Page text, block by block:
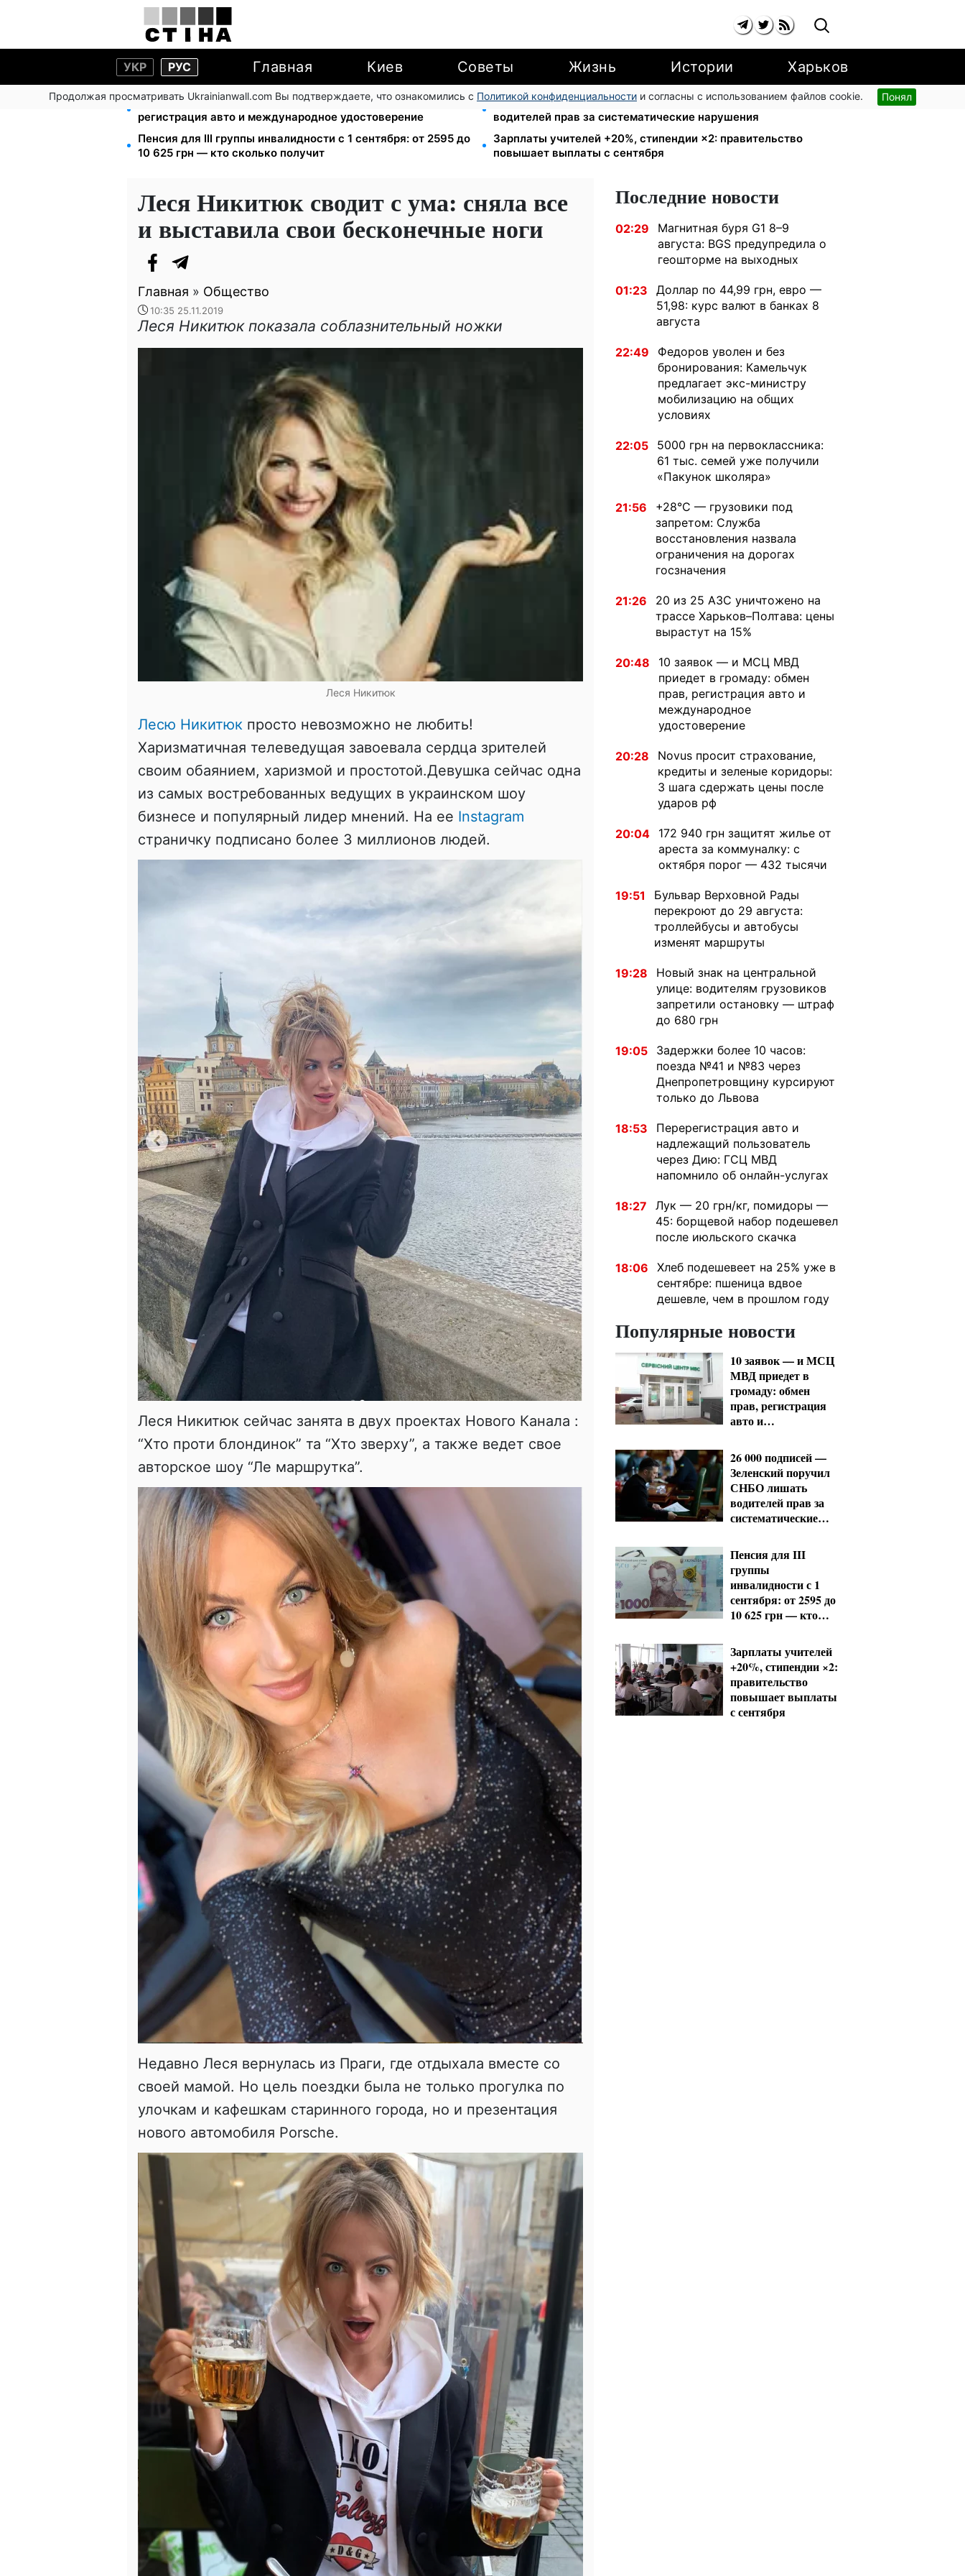
УКР РУС Главная Киев Советы Жизнь Истории Харьков
Продолжая просматривать Ukrainianwall.com Вы подтверждаете, что ознакомились с Политикой конфиденциальности и согласны с использованием файлов cookie. Понял
10 заявок — и МСЦ МВД приедет в громаду: обмен прав,
регистрация авто и международное удостоверение
26 000 подписей — Зеленский поручил СНБО лишать
водителей прав за систематические нарушения
Пенсия для III группы инвалидности с 1 сентября: от 2595 до
10 625 грн — кто сколько получит
Зарплаты учителей +20%, стипендии ×2: правительство
повышает выплаты с сентября
Леся Никитюк сводит с ума: сняла все
и выставила свои бесконечные ноги
Главная » Общество
10:35 25.11.2019
Леся Никитюк показала соблазнительный ножки
Леся Никитюк
Лесю Никитюк просто невозможно не любить!
Харизматичная телеведущая завоевала сердца зрителей
своим обаянием, харизмой и простотой.Девушка сейчас одна
из самых востребованных ведущих в украинском шоу
бизнесе и популярный лидер мнений. На ее Instagram
страничку подписано более 3 миллионов людей.
Леся Никитюк сейчас занята в двух проектах Нового Канала :
“Хто проти блондинок” та “Хто зверху”, а также ведет свое
авторское шоу “Ле маршрутка”.
Недавно Леся вернулась из Праги, где отдыхала вместе со
своей мамой. Но цель поездки была не только прогулка по
улочкам и кафешкам старинного города, но и презентация
нового автомобиля Porsche.
Последние новости
02:29
Магнитная буря G1 8–9
августа: BGS предупредила о
геошторме на выходных
01:23
Доллар по 44,99 грн, евро —
51,98: курс валют в банках 8
августа
22:49
Федоров уволен и без
бронирования: Камельчук
предлагает экс-министру
мобилизацию на общих
условиях
22:05
5000 грн на первоклассника:
61 тыс. семей уже получили
«Пакунок школяра»
21:56
+28°C — грузовики под
запретом: Служба
восстановления назвала
ограничения на дорогах
госзначения
21:26
20 из 25 АЗС уничтожено на
трассе Харьков–Полтава: цены
вырастут на 15%
20:48
10 заявок — и МСЦ МВД
приедет в громаду: обмен
прав, регистрация авто и
международное
удостоверение
20:28
Novus просит страхование,
кредиты и зеленые коридоры:
3 шага сдержать цены после
ударов рф
20:04
172 940 грн защитят жилье от
ареста за коммуналку: с
октября порог — 432 тысячи
19:51
Бульвар Верховной Рады
перекроют до 29 августа:
троллейбусы и автобусы
изменят маршруты
19:28
Новый знак на центральной
улице: водителям грузовиков
запретили остановку — штраф
до 680 грн
19:05
Задержки более 10 часов:
поезда №41 и №83 через
Днепропетровщину курсируют
только до Львова
18:53
Перерегистрация авто и
надлежащий пользователь
через Дию: ГСЦ МВД
напомнило об онлайн-услугах
18:27
Лук — 20 грн/кг, помидоры —
45: борщевой набор подешевел
после июльского скачка
18:06
Хлеб подешевеет на 25% уже в
сентябре: пшеница вдвое
дешевле, чем в прошлом году
Популярные новости
10 заявок — и МСЦ
МВД приедет в
громаду: обмен
прав, регистрация
авто и
удостоверение
26 000 подписей —
Зеленский поручил
СНБО лишать
водителей прав за
систематические
Пенсия для III
группы
инвалидности с 1
сентября: от 2595 до
10 625 грн — кто
Зарплаты учителей
+20%, стипендии ×2:
правительство
повышает выплаты
с сентября